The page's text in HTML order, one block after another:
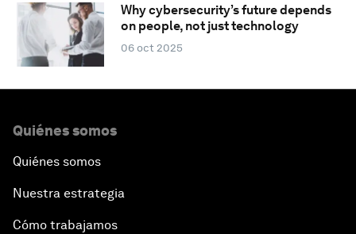
Why cybersecurity’s future depends
on people, not just technology
06 oct 2025
Quiénes somos
Quiénes somos
Nuestra estrategia
Cómo trabajamos